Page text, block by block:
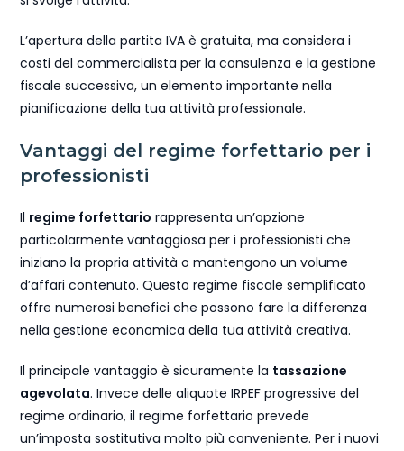
L’apertura della partita IVA è gratuita, ma considera i
costi del commercialista per la consulenza e la gestione
fiscale successiva, un elemento importante nella
pianificazione della tua attività professionale.
Vantaggi del regime forfettario per i
professionisti
Il regime forfettario rappresenta un’opzione
particolarmente vantaggiosa per i professionisti che
iniziano la propria attività o mantengono un volume
d’affari contenuto. Questo regime fiscale semplificato
offre numerosi benefici che possono fare la differenza
nella gestione economica della tua attività creativa.
Il principale vantaggio è sicuramente la tassazione
agevolata. Invece delle aliquote IRPEF progressive del
regime ordinario, il regime forfettario prevede
un’imposta sostitutiva molto più conveniente. Per i nuovi